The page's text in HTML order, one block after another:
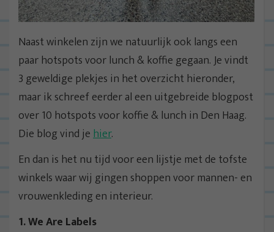
Naast winkelen zijn we natuurlijk ook langs een
paar hotspots voor lunch & koffie gegaan. Je vindt
3 geweldige plekjes in het overzicht hieronder,
maar ik schreef eerder al een uitgebreide blogpost
over 10 hotspots voor koffie & lunch in Den Haag.
Die blog vind jehier.
En dan is het nu tijd voor een lijstje met de tofste
winkels waar wij gingen shoppen voor mannen- en
vrouwenkleding en interieur.
1. We Are Labels